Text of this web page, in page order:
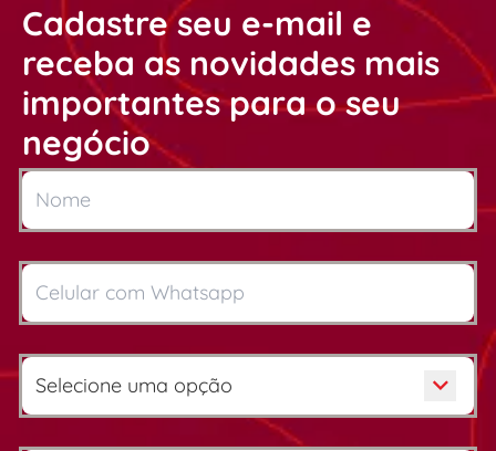
Cadastre seu e-mail e
receba as novidades mais
importantes para o seu
negócio